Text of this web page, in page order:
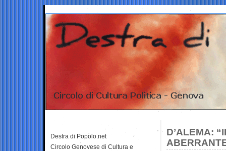
D’ALEMA:
Destra di Popolo.net
Circolo Genovese di Cultura e